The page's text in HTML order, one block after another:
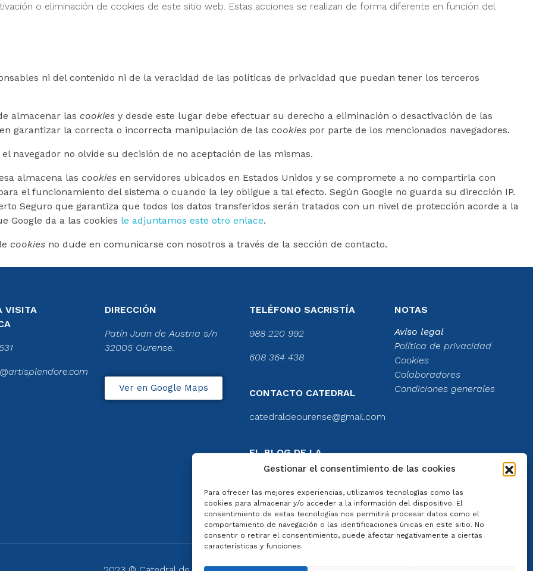
Gestionar el consentimiento de las cookies
Para ofrecer las mejores experiencias, utilizamos tecnologías como las
cookies para almacenar y/o acceder a la información del dispositivo. El
consentimiento de estas tecnologías nos permitirá procesar datos como el
comportamiento de navegación o las identificaciones únicas en este sitio. No
consentir o retirar el consentimiento, puede afectar negativamente a ciertas
características y funciones.
o eliminación de cookies de este sitio web. Estas acciones se realizan de forma diferente en función del
ni del contenido ni de la veracidad de las políticas de privacidad que puedan tener los terceros
almacenar las cookies y desde este lugar debe efectuar su derecho a eliminación o desactivación de las
garantizar la correcta o incorrecta manipulación de las cookies por parte de los mencionados navegadores.
navegador no olvide su decisión de no aceptación de las mismas.
almacena las cookies en servidores ubicados en Estados Unidos y se compromete a no compartirla con
el funcionamiento del sistema o cuando la ley obligue a tal efecto. Según Google no guarda su dirección IP.
Seguro que garantiza que todos los datos transferidos serán tratados con un nivel de protección acorde a la
Google da a las cookies le adjuntamos este otro enlace.
cookies no dude en comunicarse con nosotros a través de la sección de contacto.
VISITA
DIRECCIÓN
Patín Juan de Austria s/n
32005 Ourense.
Ver en Google Maps
TELÉFONO SACRISTÍA
988 220 992
608 364 438
CONTACTO CATEDRAL
catedraldeourense@gmail.com
EL BLOG DE LA
CATEDRAL
Ver el blog
NOTAS
Aviso legal
Política de privacidad
Cookies
Colaboradores
Condiciones generales